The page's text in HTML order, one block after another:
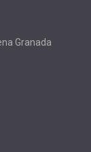
Granada